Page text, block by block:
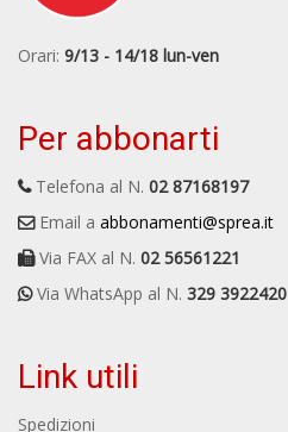
Orari: 9/13 - 14/18 lun-ven
Per abbonarti
Telefona al N. 02 87168197
Email a abbonamenti@sprea.it
Via FAX al N. 02 56561221
Via WhatsApp al N. 329 3922420
Link utili
Spedizioni